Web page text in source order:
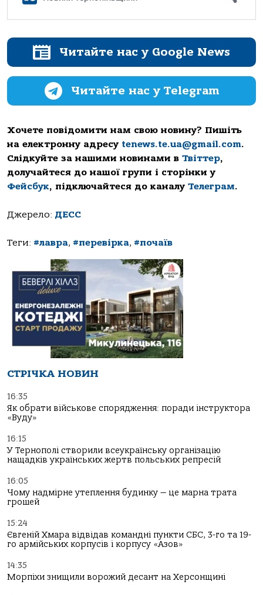
Читайте нас у Google News
Читайте нас у Telegram
Хочете повідомити нам свою новину? Пишіть
на електронну адресу tenews.te.ua@gmail.com.
Слідкуйте за нашими новинами в Твіттер,
долучайтеся до нашої групи і сторінки у
Фейсбук, підключайтеся до каналу Телеграм.
Джерело: ДЕСС
Теги: #лавра, #перевірка, #почаїв
СТРІЧКА НОВИН
16:35
Як обрати військове спорядження: поради інструктора
«Вуду»
16:15
У Тернополі створили всеукраїнську організацію
нащадків українських жертв польських репресій
16:05
Чому надмірне утеплення будинку — це марна трата
грошей
15:24
Євгеній Хмара відвідав командні пункти СБС, 3-го та 19-
го армійських корпусів і корпусу «Азов»
14:35
Морпіхи знищили ворожий десант на Херсонщині